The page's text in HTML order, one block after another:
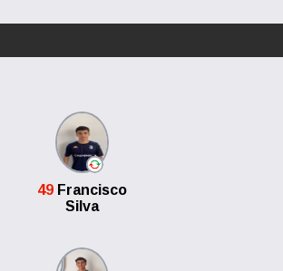
49Francisco
Silva